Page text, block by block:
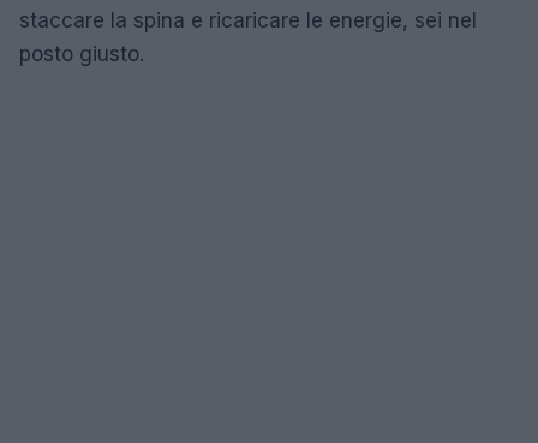
staccare la spina e ricaricare le energie, sei nel
posto giusto.